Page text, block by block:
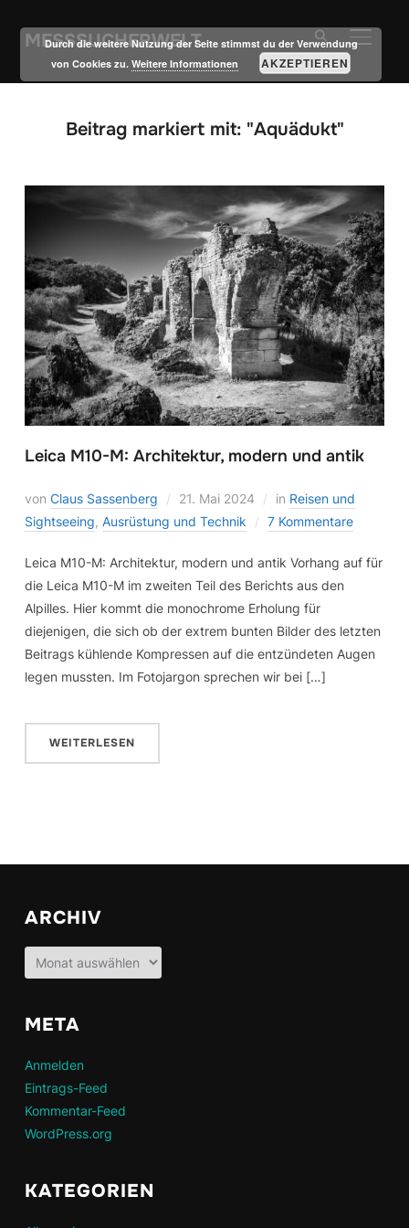
MESSSUCHERWELT
Beitrag markiert mit: "Aquädukt"
Leica M10-M: Architektur, modern und antik
von Claus Sassenberg 21. Mai 2024 in Reisen und
Sightseeing, Ausrüstung und Technik 7 Kommentare
Leica M10-M: Architektur, modern und antik Vorhang auf für
die Leica M10-M im zweiten Teil des Berichts aus den
Alpilles. Hier kommt die monochrome Erholung für
diejenigen, die sich ob der extrem bunten Bilder des letzten
Beitrags kühlende Kompressen auf die entzündeten Augen
legen mussten. Im Fotojargon sprechen wir bei […]
WEITERLESEN
ARCHIV
Archiv
META
Anmelden
Eintrags-Feed
Kommentar-Feed
WordPress.org
KATEGORIEN
Durch die weitere Nutzung der Seite stimmst du der Verwendung
von Cookies zu.Weitere Informationen AKZEPTIEREN